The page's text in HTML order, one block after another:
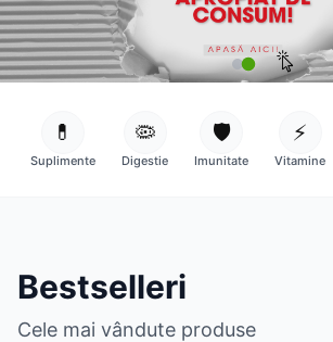
💊
Suplimente
🦠
Digestie
🛡️
Imunitate
⚡
Vitamine
Bestselleri
Cele mai vândute produse